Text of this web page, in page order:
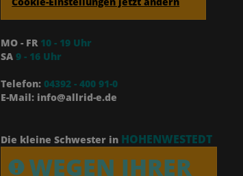
MO - FR 10 - 19 Uhr
SA9 - 16 Uhr
Telefon: 04392 - 400 91-0
E-Mail: info@allrid-e.de
Die kleine Schwester in HOHENWESTEDT
WEGEN IHRER